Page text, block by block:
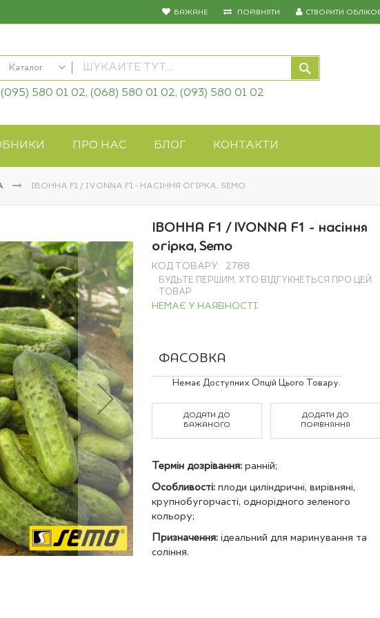
БАЖАНЕ ПОРІВНЯТИ СТВОРИТИ
Каталог
КАТАЛОГ
Укривні матеріали
Товари для дому
Крупи оптом
Польові культури
(095) 580 01 02, (068) 580 01 02, (093) 580 01 02
ПРО НАС БЛОГ КОНТАКТИ
ІВОННА F1 / IVONNA F1 - НАСІННЯ ОГІРКА, SEMO
ІВОННА F1 / IVONNA F1 - насіння
огірка, Semo
КОД ТОВАРУ 2788
БУДЬТЕ ПЕРШИМ, ХТО ВІДГУКНЕТЬСЯ ПРО ЦЕЙ
ТОВАР
НЕМАЄ У НАЯВНОСТІ
Grouped
items
ФАСОВКА
Немає Доступних Опцій Цього Товару.
ДОДАТИ ДО
БАЖАНОГО
ДОДАТИ ДО
ПОРІВНЯННЯ
Термін дозрівання:ранній;
Особливості:плоди циліндричні, вирівняні,
крупнобугорчасті, однорідного зеленого
кольору;
Призначення:ідеальний для маринування та
соління.